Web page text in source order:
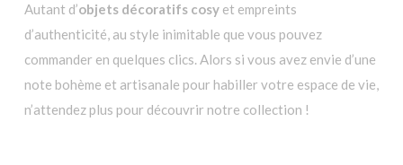
Autant d’objets décoratifs cosy et empreints
d’authenticité, au style inimitable que vous pouvez
commander en quelques clics. Alors si vous avez envie d’une
note bohème et artisanale pour habiller votre espace de vie,
n’attendez plus pour découvrir notre collection !